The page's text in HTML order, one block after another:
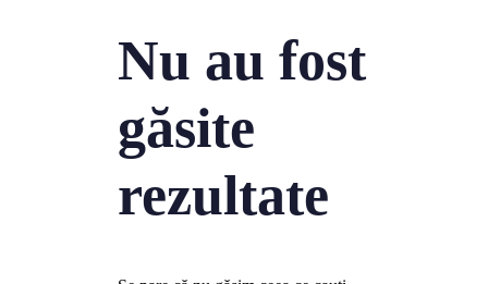
Nu au fost
găsite
rezultate